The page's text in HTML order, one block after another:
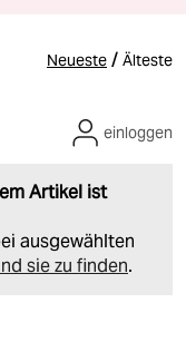
Neueste / Älteste
Artikel ist
ausgewählten
sie zu finden.
einloggen